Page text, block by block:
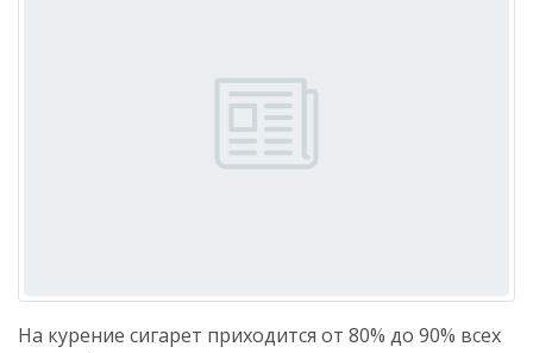
На курение сигарет приходится от 80% до 90% всех